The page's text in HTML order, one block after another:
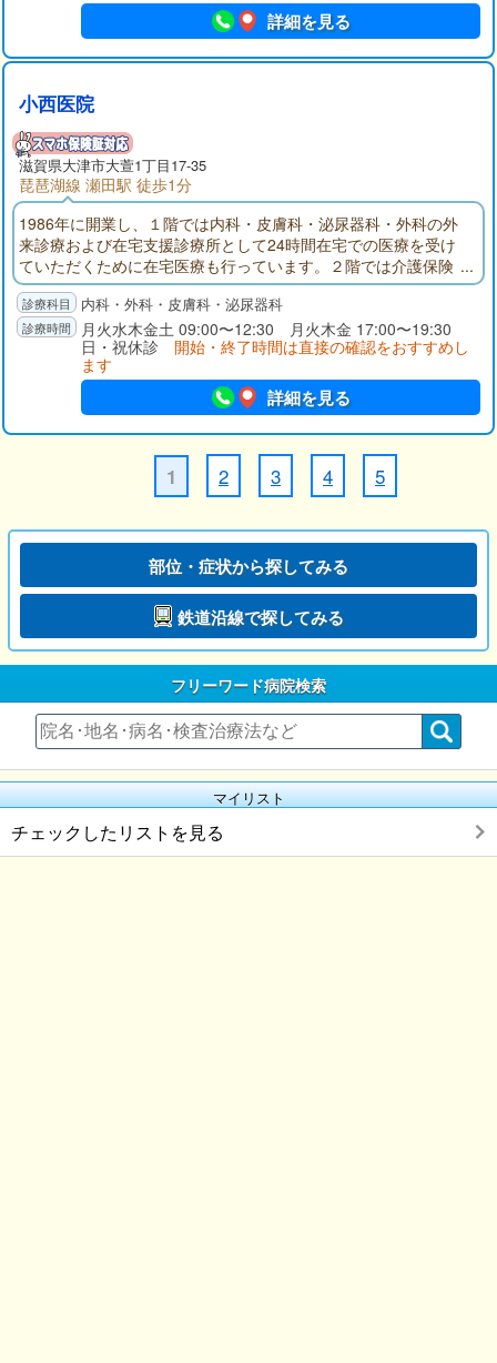
詳細を見る
小西医院
滋賀県大津市大萱1丁目17-35
琵琶湖線 瀬田駅 徒歩1分
1986年に開業し、１階では内科・皮膚科・泌尿器科・外科の外
来診療および在宅支援診療所として24時間在宅での医療を受け
ていただくために在宅医療も行っています。２階では介護保険
による通所介護事業として、医療法人輝生会老人デイサービス
を開設しています。また、在宅での介護をお手伝いするため介
護保険事業も行っております。
内科・外科・皮膚科・泌尿器科
月火水木金土 09:00〜12:30 月火木金 17:00〜19:30
日・祝休診 開始・終了時間は直接の確認をおすすめし
ます
詳細を見る
1 2 3 4 5
部位・症状から探してみる
鉄道沿線で探してみる
フリーワード病院検索
マイリスト
チェックしたリストを見る